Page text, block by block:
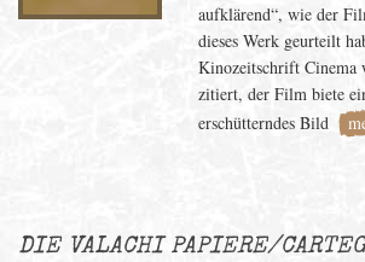
aufklärend“, wie der
dieses Werk geurteilt
Kinozeitschrift Cinema
zitiert, der Film biete
erschütterndes Bild
DIE VALACHI PAPIERE/